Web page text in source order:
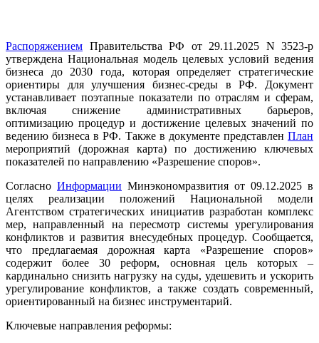
Распоряжением Правительства РФ от 29.11.2025 N 3523-р
утверждена Национальная модель целевых условий ведения
бизнеса до 2030 года, которая определяет стратегические
ориентиры для улучшения бизнес-среды в РФ. Документ
устанавливает поэтапные показатели по отраслям и сферам,
включая снижение административных барьеров,
оптимизацию процедур и достижение целевых значений по
ведению бизнеса в РФ. Также в документе представлен План
мероприятий (дорожная карта) по достижению ключевых
показателей по направлению «Разрешение споров».
Согласно Информации Минэкономразвития от 09.12.2025 в
целях реализации положений Национальной модели
Агентством стратегических инициатив разработан комплекс
мер, направленный на пересмотр системы урегулирования
конфликтов и развития внесудебных процедур. Сообщается,
что предлагаемая дорожная карта «Разрешение споров»
содержит более 30 реформ, основная цель которых –
кардинально снизить нагрузку на суды, удешевить и ускорить
урегулирование конфликтов, а также создать современный,
ориентированный на бизнес инструментарий.
Ключевые направления реформы: